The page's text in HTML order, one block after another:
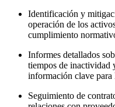
Identificación y
operación de los
cumplimiento
Informes detallados
tiempos de inactividad
información clave para
Seguimiento de